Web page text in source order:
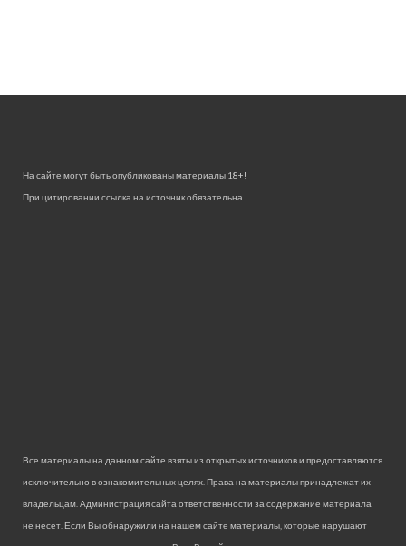
На сайте могут быть опубликованы материалы 18+!
При цитировании ссылка на источник обязательна.
Все материалы на данном сайте взяты из открытых источников и предоставляются
исключительно в ознакомительных целях. Права на материалы принадлежат их
владельцам. Администрация сайта ответственности за содержание материала
не несет. Если Вы обнаружили на нашем сайте материалы, которые нарушают